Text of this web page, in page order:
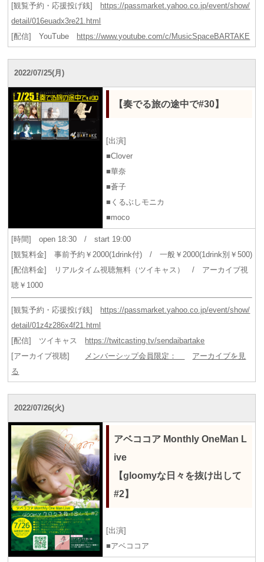
[観覧予約・応援投げ銭] https://passmarket.yahoo.co.jp/event/show/
detail/016euadx3re21.html
[配信] YouTube https://www.youtube.com/c/MusicSpaceBARTAKE
2022/07/25(月)
【奏でる旅の途中で#30】
[出演]
■Clover
■華奈
■蒼子
■くるぶしモニカ
■moco
[時間] open 18:30 / start 19:00
[観覧料金] 事前予約￥2000(1drink付) / 一般￥2000(1drink別￥500)
[配信料金] リアルタイム視聴無料（ツイキャス） / アーカイブ視
聴￥1000
[観覧予約・応援投げ銭] https://passmarket.yahoo.co.jp/event/show/
detail/01z4z286x4f21.html
[配信] ツイキャス https://twitcasting.tv/sendaibartake
[アーカイブ視聴]
メンバーシップ会員限定：
アーカイブを見
る
2022/07/26(火)
アベココア Monthly OneMan L
ive
【gloomyな日々を抜け出して
#2】
[出演]
■アベココア